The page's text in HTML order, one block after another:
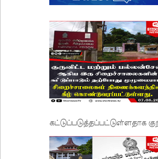
குருவிட்ட சிறையின் பதற்றம்
புதிய மெகசின்
குருவிட்ட சிறை மோதலில்
குருவிட்ட சிறைச்சாலையில்
மீனவர்கள் விடுதலை கோரி
இரு ஆண்டுகள் இலக்கு
முழுமையான
குருவிட்ட மற்றும் பல்லன்சேன
கட்டுப்படுத்தப்பட்டுள்ளதாக